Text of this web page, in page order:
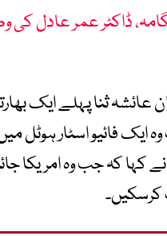
ڈاکٹر عمر عادل
ثنا پہلے ایک
فائیو اسٹار ہوٹل
کہا کہ جب وہ امریکا
کرسکیں۔